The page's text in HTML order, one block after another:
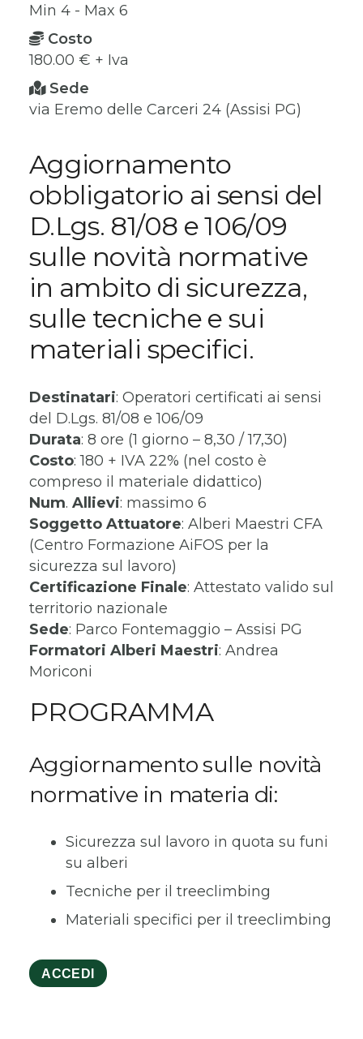
Aggiornamento
obbligatorio ai sensi del
D.Lgs. 81/08 e 106/09
sulle novità normative
in ambito di sicurezza,
sulle tecniche e sui
materiali specifici.
Destinatari: Operatori certificati ai sensi
del D.Lgs. 81/08 e 106/09
Durata: 8 ore (1 giorno – 8,30 / 17,30)
Costo: 180 + IVA 22% (nel costo è
compreso il materiale didattico)
Num. Allievi: massimo 6
Soggetto Attuatore: Alberi Maestri CFA
(Centro Formazione AiFOS per la
sicurezza sul lavoro)
Certificazione Finale: Attestato valido sul
territorio nazionale
Sede: Parco Fontemaggio – Assisi PG
Formatori Alberi Maestri: Andrea
Moriconi
PROGRAMMA
Aggiornamento sulle novità
normative in materia di:
Sicurezza sul lavoro in quota su funi
su alberi
Tecniche per il treeclimbing
Materiali specifici per il treeclimbing
ACCEDI
Min 4 - Max 6
Costo
180.00 € + Iva
Sede
via Eremo delle Carceri 24 (Assisi PG)